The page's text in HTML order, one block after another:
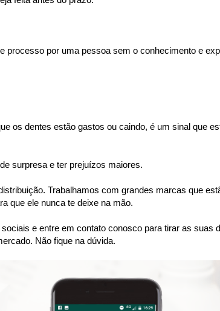
processo por uma pessoa sem o conhecimento e
os dentes estão gastos ou caindo, é um sinal que
surpresa e ter prejuízos maiores.
Trabalhamos com grandes marcas que
que ele nunca te deixe na mão.
e entre em contato conosco para tirar as suas
Não fique na dúvida.